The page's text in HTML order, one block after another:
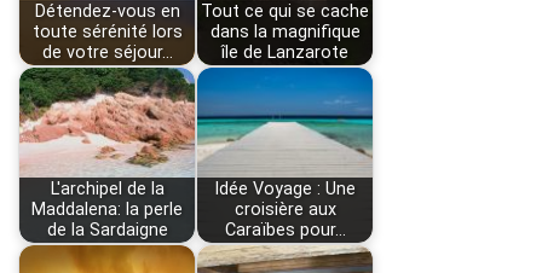
Détendez-vous en
toute sérénité lors
de votre séjour…
Tout ce qui se cache
dans la magnifique
île de Lanzarote
L'archipel de la
Maddalena: la perle
de la Sardaigne
Idée Voyage : Une
croisière aux
Caraïbes pour…